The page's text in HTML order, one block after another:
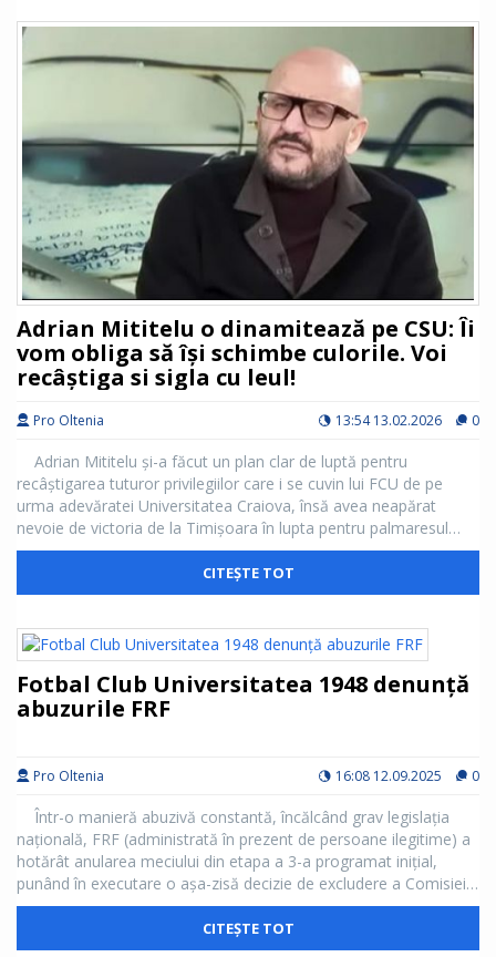
Shakespeare, la Teatrul Național începând cu ora 10. Înscrierile
se realizează online, pe site-ul www.amicus.ro, prin completarea
formularului de participare și achitarea unei taxe, care reprezintă
o donație pentru cauza umanitară susținută.
Adrian Mititelu o dinamitează pe CSU: Îi
vom obliga să își schimbe culorile. Voi
recâștiga si sigla cu leul!
Pro Oltenia 13:54 13.02.2026 0
Adrian Mititelu și-a făcut un plan clar de luptă pentru
recâștigarea tuturor privilegiilor care i se cuvin lui FCU de pe
urma adevăratei Universitatea Craiova, însă avea neapărat
nevoie de victoria de la Timișoara în lupta pentru palmaresul
Universității Craiova.
Iar cum această victorie a venit datorită muncii depuse de
patronul lui FCU, Adrian Mititelu este pe cale să dinamiteze cu
adevărat CSU în următoarele luni. Convins că foarte mulți
suporteri au plecat de lângă FCU din cauza faptului că Știința
adevărată rămăsese fără palmares, acesta fiind recâștigat între
grade.
CITEȘTE TOT
Fotbal Club Universitatea 1948 denunță
abuzurile FRF
Pro Oltenia 16:08 12.09.2025 0
Într-o manieră abuzivă constantă, încălcând grav legislația
națională, FRF (administrată în prezent de persoane ilegitime) a
hotărât anularea meciului din etapa a 3-a programat inițial,
punând în executare o așa-zisă decizie de excludere a Comisiei
de Disciplina din cadrul Federației.
Conform legislației naționale, dar și potrivit recentei decizii
CJUE din 1 august 2025, orice hotărâre/decizie a Federațiilor
CITEȘTE TOT